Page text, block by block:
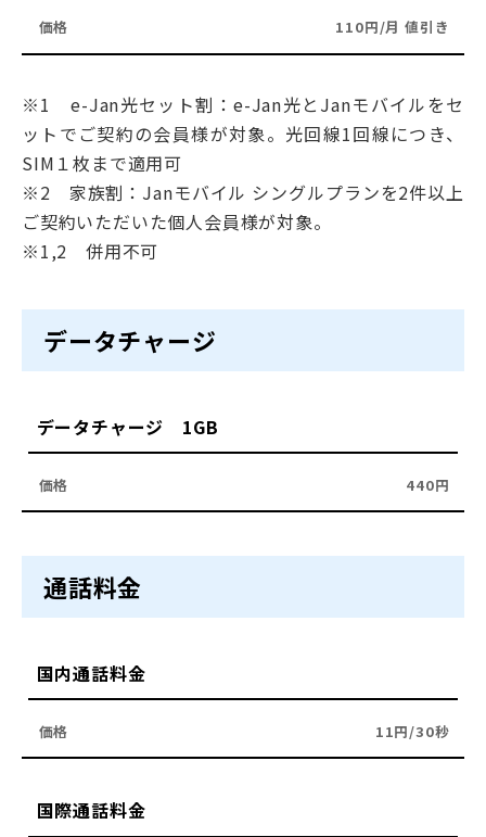
110円/月 値引き
※1 e-Jan光セット割：e-Jan光とJanモバイルをセ
ットでご契約の会員様が対象。光回線1回線につき、
SIM１枚まで適用可
※2 家族割：Janモバイル シングルプランを2件以上
ご契約いただいた個人会員様が対象。
※1,2 併用不可
データチャージ
データチャージ 1GB
440円
通話料金
国内通話料金
11円/30秒
国際通話料金